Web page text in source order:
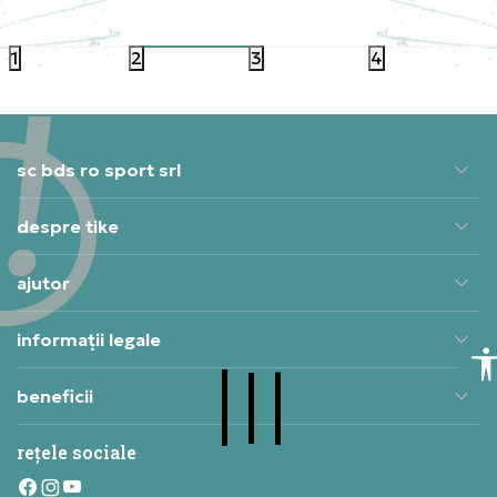
1.049,99
1 2 3 4
sc bds ro sport srl
despre tike
ajutor
informații legale
beneficii
rețele sociale